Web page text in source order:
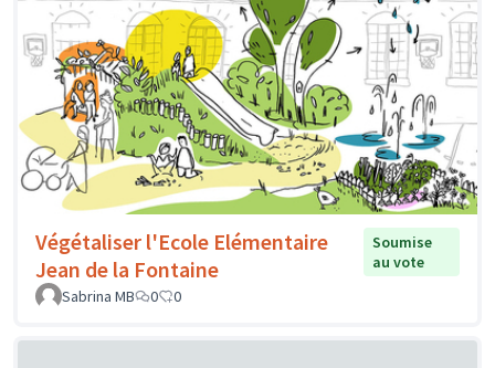
Végétaliser l'Ecole Elémentaire
Jean de la Fontaine
Soumise
au vote
Sabrina MB
0 0